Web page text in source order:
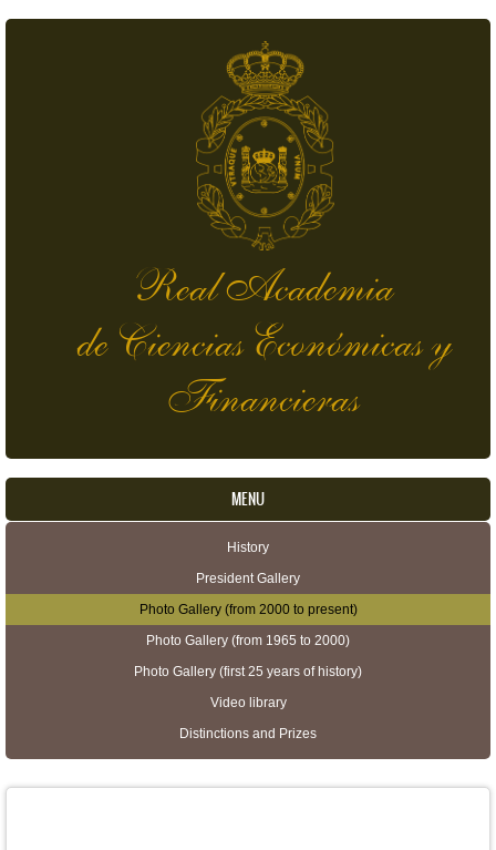
Real Academia
de Ciencias Económicas y
Financieras
MENU
History
President Gallery
Photo Gallery (from 2000 to present)
Photo Gallery (from 1965 to 2000)
Photo Gallery (first 25 years of history)
Video library
Distinctions and Prizes